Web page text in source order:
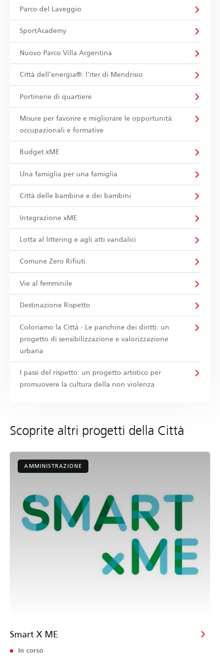
Parco del Laveggio
SportAcademy
Nuovo Parco Villa Argentina
Città dell’energia®: l'iter di Mendrisio
Portinerie di quartiere
Misure per favorire e migliorare le opportunità
occupazionali e formative
Budget xME
Una famiglia per una famiglia
Città delle bambine e dei bambini
Integrazione xME
Lotta al littering e agli atti vandalici
Comune Zero Rifiuti
Vie al femminile
Destinazione Rispetto
Coloriamo la Città - Le panchine dei diritti: un
progetto di sensibilizzazione e valorizzazione
urbana
I passi del rispetto: un progetto artistico per
promuovere la cultura della non violenza
Scoprite altri progetti della Città
AMMINISTRAZIONE
Smart X ME
In corso